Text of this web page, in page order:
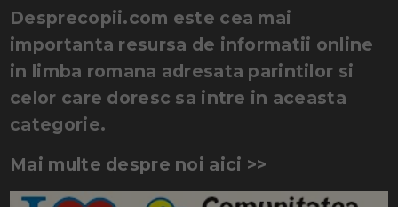
Desprecopii.com este cea mai
importanta resursa de informatii online
in limba romana adresata parintilor si
celor care doresc sa intre in aceasta
categorie.
Mai multe despre noi aici >>